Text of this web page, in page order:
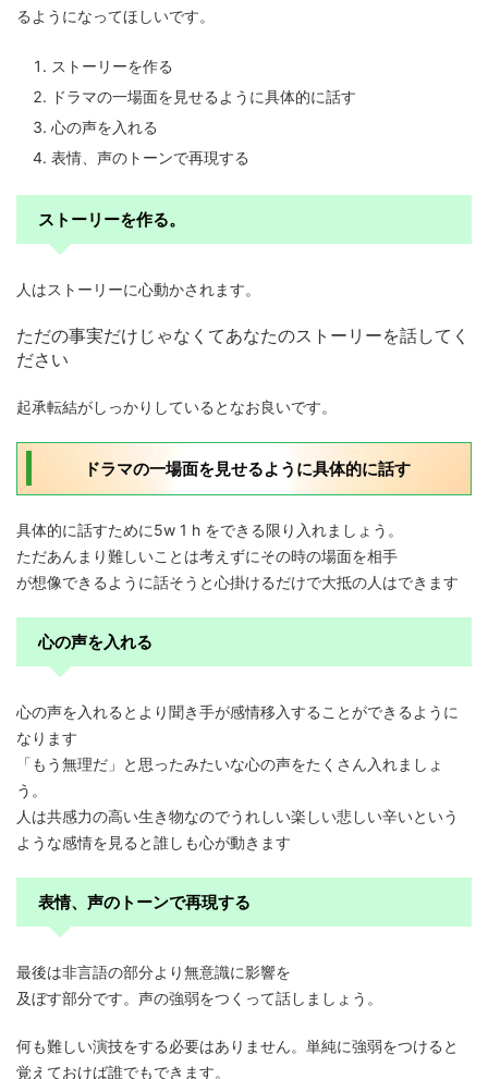
るようになってほしいです。
ストーリーを作る
ドラマの一場面を見せるように具体的に話す
心の声を入れる
表情、声のトーンで再現する
ストーリーを作る。
人はストーリーに心動かされます。
ただの事実だけじゃなくてあなたのストーリーを話してく
ださい
起承転結がしっかりしているとなお良いです。
ドラマの一場面を見せるように具体的に話す
具体的に話すために5w 1 h をできる限り入れましょう。
ただあんまり難しいことは考えずにその時の場面を相手
が想像できるように話そうと心掛けるだけで大抵の人はできます
心の声を入れる
心の声を入れるとより聞き手が感情移入することができるように
なります
「もう無理だ」と思ったみたいな心の声をたくさん入れましょ
う。
人は共感力の高い生き物なのでうれしい楽しい悲しい辛いという
ような感情を見ると誰しも心が動きます
表情、声のトーンで再現する
最後は非言語の部分より無意識に影響を
及ぼす部分です。 声の強弱をつくって話しましょう。
何も難しい演技をする必要はありません。単純に強弱をつけると
覚えておけば誰でもできます。